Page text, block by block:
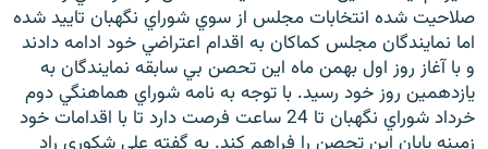
صلاحيت شده انتخابات مجلس از سوي شوراي نگهبان تاييد شده
اما نمايندگان مجلس کماکان به اقدام اعتراضي خود ادامه دادند
و با آغاز روز اول بهمن ماه اين تحصن بي سابقه نمايندگان به
يازدهمين روز خود رسيد. با توجه به نامه شوراي هماهنگي دوم
خرداد شوراي نگهبان تا 24 ساعت فرصت دارد تا با اقدامات خود